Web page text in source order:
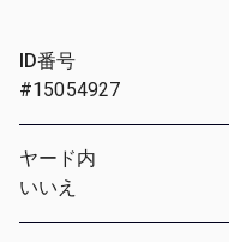
ID番号
#15054927
ヤード内
いいえ